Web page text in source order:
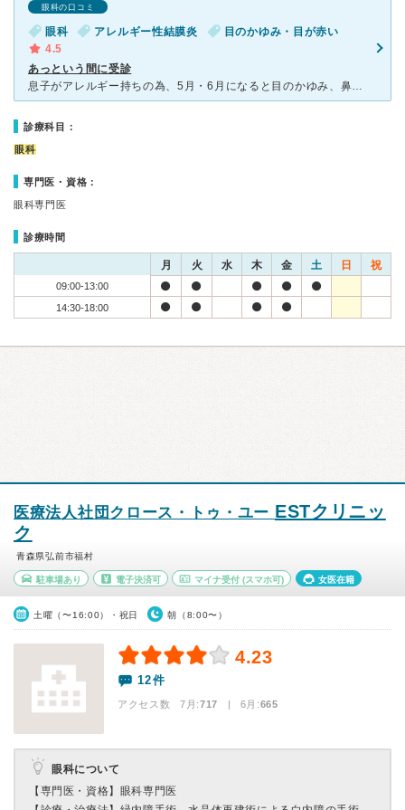
眼科の口コミ
眼科 アレルギー性結膜炎
目のかゆみ・目が赤い
4.5
あっという間に受診
息子がアレルギー持ちの為、5月・6月になると目のかゆみ、鼻のつまりで全体的に顔が若干腫れてしまうことがありました。 いつも行っている病院は予約しなければ受診できなかったので困っていたら、知り合いがか
診療科目：
眼科
専門医・資格：
眼科専門医
診療時間
月 火 水 木 金 土 日 祝
09:00-13:00
14:30-18:00
医療法人社団クロース・トゥ・ユー ESTクリニッ
ク
青森県弘前市福村
駐車場あり 電子決済可 マイナ受付 (スマホ可) 女医在籍
土曜（〜16:00）・祝日 朝（8:00〜）
4.23
12件
アクセス数 7月:717 | 6月:665
眼科について
【専門医・資格】 眼科専門医